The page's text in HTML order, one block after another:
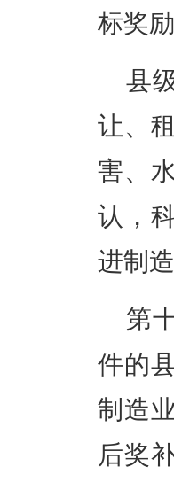
标奖励
县
让、
害、
认，
进制
第
件的
制造
后奖